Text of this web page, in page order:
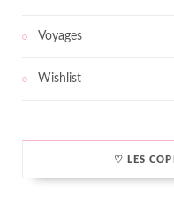
Voyages
Wishlist
♡ LES